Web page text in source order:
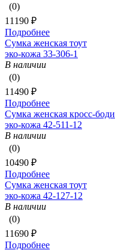
(0)
11190 ₽
Подробнее
Сумка женская тоут
эко-кожа 33-306-1
В наличии
(0)
11490 ₽
Подробнее
Сумка женская кросс-боди
эко-кожа 42-511-12
В наличии
(0)
10490 ₽
Подробнее
Сумка женская тоут
эко-кожа 42-127-12
В наличии
(0)
11690 ₽
Подробнее